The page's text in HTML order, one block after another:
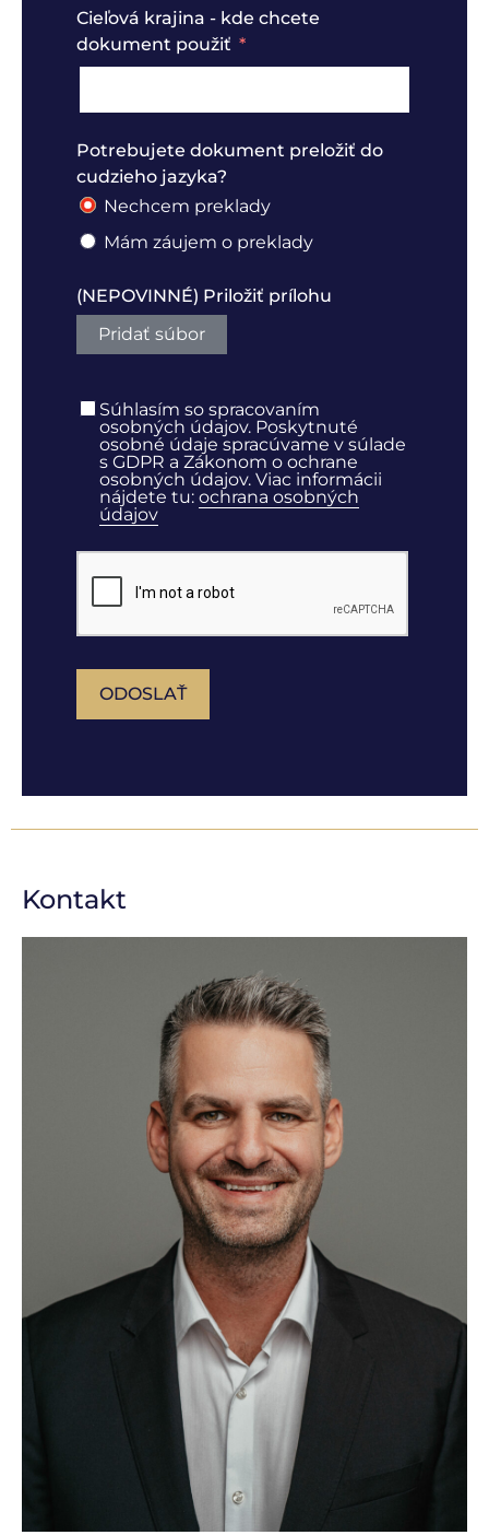
Cieľová krajina - kde chcete
dokument použiť
Potrebujete dokument preložiť do
cudzieho jazyka?
Nechcem preklady
Mám záujem o preklady
(NEPOVINNÉ) Priložiť prílohu
Pridať súbor
Súhlasím so spracovaním
osobných údajov. Poskytnuté
osobné údaje spracúvame v súlade
s GDPR a Zákonom o ochrane
osobných údajov. Viac informácii
nájdete tu: ochrana osobných
údajov
ODOSLAŤ
Kontakt